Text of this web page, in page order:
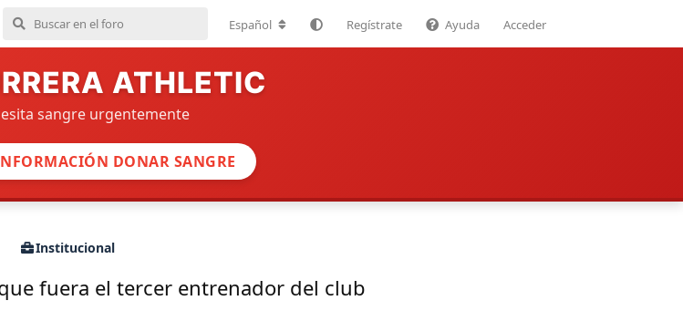
Español Regístrate Ayuda Acceder
ATHLETIC
sangre urgentemente
DONAR SANGRE
Institucional
fuera el tercer entrenador del club